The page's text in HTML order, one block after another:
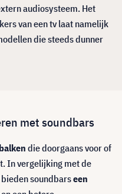
audiosysteem. Het
van een tv laat namelijk
die steeds dunner
met soundbars
die doorgaans voor of
In vergelijking met de
soundbarseen